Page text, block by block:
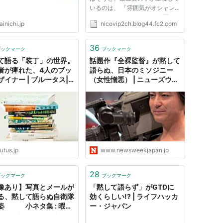
いるのは、 「雰囲気がオシャレ
かどうか？」だそうです。 要は
スタイルが良くても、服装がイマ
するとウケが悪いのです。 オシ
鍛錬...
nicovip2ch.blog44.fc2.com
クマーク
語る「装丁」の世界。
が痺れた、4人のブッ
イナー | ブルータス|
36 ブックマーク
話題作『全裸監督』が黙して
語らぬ、日本のミソジニー
（女性憎悪） | ニューズウィ
イト
www.newsweekjapan.jp
クマーク
あり】写真とメールが
、黙して語らぬ自衛隊
小ネタ集 : 暇人
28 ブックマーク
「黙して語らず」がGTDに
効くらしい!? | ライフハッカ
ー・ジャパン